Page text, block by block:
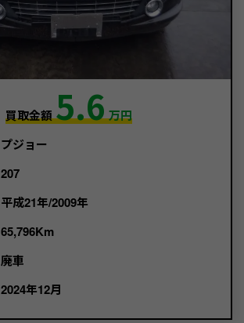
買取金額5.6万円
プジョー
207
平成21年/2009年
65,796Km
廃車
2024年12月